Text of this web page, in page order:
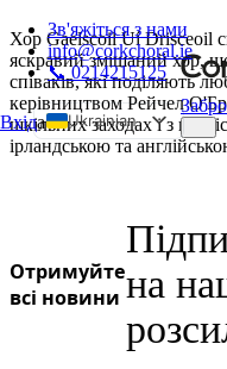
Зв'яжіться з нами
info@corkchoral.ie
📞 0214215125
Вхіда
Ukrainian
English
German
Хор Gaelscoil Uí Drisceoil
яскравий змішаний хор,
співаків, які поділяють
керівництвом Рейчел
шкільних заходах і з
ірландською та
Отримуйте
всі новини на